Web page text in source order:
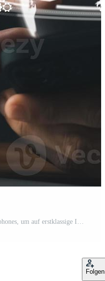
Geschäftsleute nutzen ihre Smartphones, um auf erstklassige Internetverbindungen mit Geschäftsanwendungstechnologie und digitalem Marketing sowie auf Finanz- und Bankinformationen zuzugreifen. Pro Foto
Folgen